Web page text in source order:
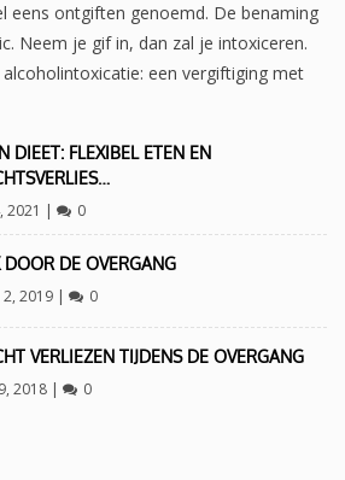
eens ontgiften genoemd. De benaming
Neem je gif in, dan zal je intoxiceren.
een vergiftiging met
DIEET: FLEXIBEL ETEN EN
2021 | 0
DOOR DE OVERGANG
2019| 0
VERLIEZEN TIJDENS DE OVERGANG
2018| 0